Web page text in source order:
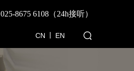
CN | EN
025-8675 6108（24h接听）